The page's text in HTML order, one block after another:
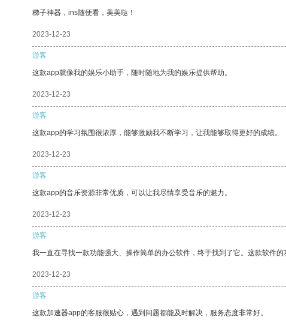
梯子神器，ins随便看，美美哒！
2023-12-23
游客
这款app就像我的娱乐小助手，随时随地为我的娱乐提供帮助。
2023-12-23
游客
这款app的学习氛围很浓厚，能够激励我不断学习，让我能够取得更好的成绩。
2023-12-23
游客
这款app的音乐资源非常优质，可以让我尽情享受音乐的魅力。
2023-12-23
游客
我一直在寻找一款功能强大、操作简单的办公软件，终于找到了它。这款软件
2023-12-23
游客
这款加速器app的客服很贴心，遇到问题都能及时解决，服务态度非常好。